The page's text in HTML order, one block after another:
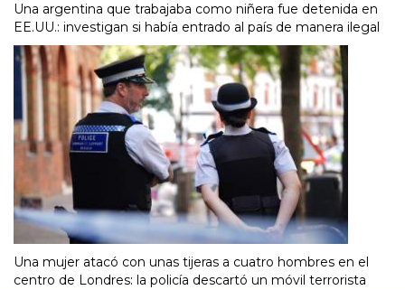
Una argentina que trabajaba como niñera fue detenida en
EE.UU.: investigan si había entrado al país de manera ilegal
Una mujer atacó con unas tijeras a cuatro hombres en el
centro de Londres: la policía descartó un móvil terrorista